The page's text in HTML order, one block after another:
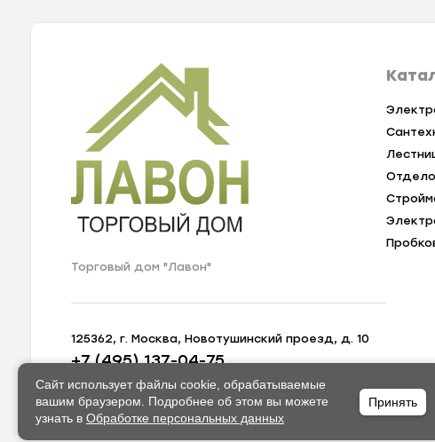
Торговый дом "Лавон"
125362, г. Москва, Новотушинский проезд, д. 10
+7 (495) 137-04-75
zakaz@lavon-shop.ru
Сайт использует файлы cookie, обрабатываемые
вашим браузером. Подробнее об этом вы можете
узнать в Обработке персональных данных
Принять